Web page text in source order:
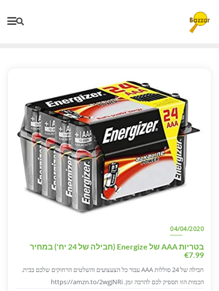
content
04/04/2020
בטריות AAA של Energize (חבילה של 24 יח') במחיר
€7.99
חבילה של 24 סוללות AAA עבור כל הצעצועים והשלטים הרחוקים שלכם בבית.
הכמות הזו תספיק לכם להרבה זמן. https://amzn.to/2wgJNRi